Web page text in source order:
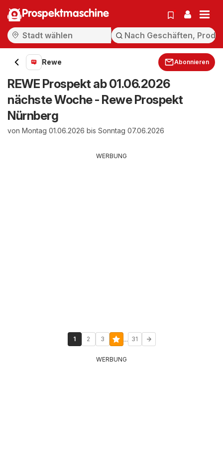
Prospektmaschine
Rewe Abonnieren
REWE Prospekt ab 01.06.2026
nächste Woche - Rewe Prospekt
Nürnberg
von Montag 01.06.2026 bis Sonntag 07.06.2026
WERBUNG
1 2 3 ... 31
WERBUNG